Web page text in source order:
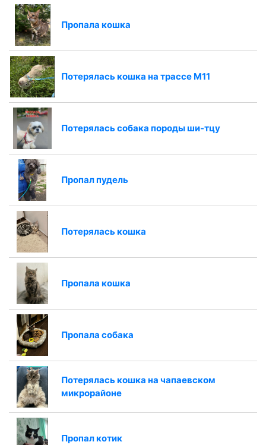
Пропала кошка
Потерялась кошка на трассе М11
Потерялась собака породы ши-тцу
Пропал пудель
Потерялась кошка
Пропала кошка
Пропала собака
Потерялась кошка на чапаевском
микрорайоне
Пропал котик